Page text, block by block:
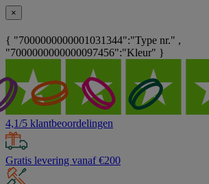
×
{ "7000000000001031344":"Type nr." ,
"7000000000000097456":"Kleur" }
4,1/5 klantbeoordelingen
Gratis levering vanaf €200